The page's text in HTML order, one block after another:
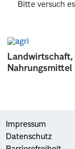
Nahrungsmittel
Bitte versuch
Impressum
Datenschutz